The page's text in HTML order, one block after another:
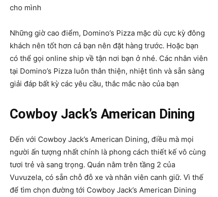
cho mình
Những giờ cao điểm, Domino’s Pizza mặc dù cực kỳ đông
khách nên tốt hơn cả bạn nên đặt hàng trước. Hoặc bạn
có thể gọi online ship về tận nơi bạn ở nhé. Các nhân viên
tại Domino’s Pizza luôn thân thiện, nhiệt tình và sẵn sàng
giải đáp bất kỳ các yêu cầu, thắc mắc nào của bạn
Cowboy Jack’s American Dining
Đến với Cowboy Jack’s American Dining, điều mà mọi
người ấn tượng nhất chính là phong cách thiết kế vô cùng
tươi trẻ và sang trọng. Quán nằm trên tầng 2 của
Vuvuzela, có sẵn chỗ đỗ xe và nhân viên canh giữ. Vì thế
để tìm chọn đường tới Cowboy Jack’s American Dining